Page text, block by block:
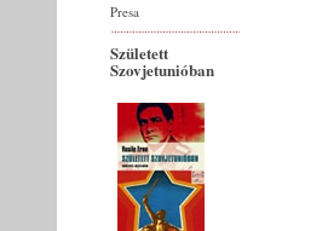
Presa
Született
Szovjetunióban